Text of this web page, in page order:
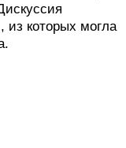
из которых могла